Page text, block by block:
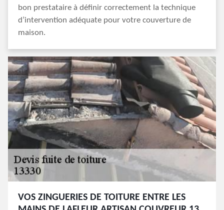
bon prestataire à définir correctement la technique
d’intervention adéquate pour votre couverture de
maison.
VOS ZINGUERIES DE TOITURE ENTRE LES